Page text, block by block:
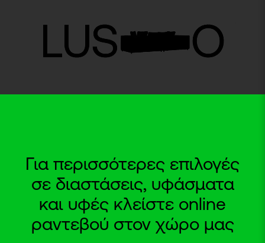
Για περισσότερες επιλογές
σε διαστάσεις, υφάσματα
και υφές κλείστε online
ραντεβού στον χώρο μας